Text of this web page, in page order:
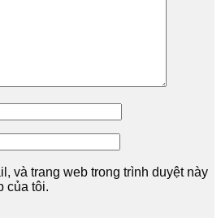
và trang web trong trình duyệt này
của tôi.